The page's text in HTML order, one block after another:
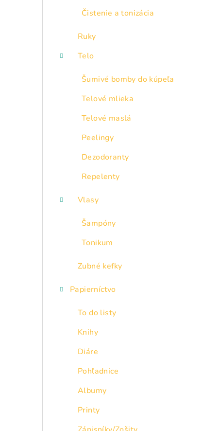
Čistenie a tonizácia
Ruky
Telo
Šumivé bomby do kúpeľa
Telové mlieka
Telové maslá
Peelingy
Dezodoranty
Repelenty
Vlasy
Šampóny
Tonikum
Zubné kefky
Papierníctvo
To do listy
Knihy
Diáre
Pohľadnice
Albumy
Printy